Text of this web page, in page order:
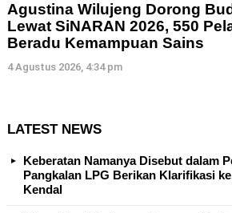
Agustina Wilujeng Dorong
Lewat SiNARAN 2026, 550
Beradu Kemampuan Sains
4 Agustus 2026, 4:34 pm
LATEST NEWS
Keberatan Namanya Disebut dalam
Pangkalan LPG Berikan Klarifikasi
Kendal